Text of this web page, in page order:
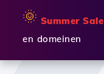
🌞 Summer Sale
en domeinen